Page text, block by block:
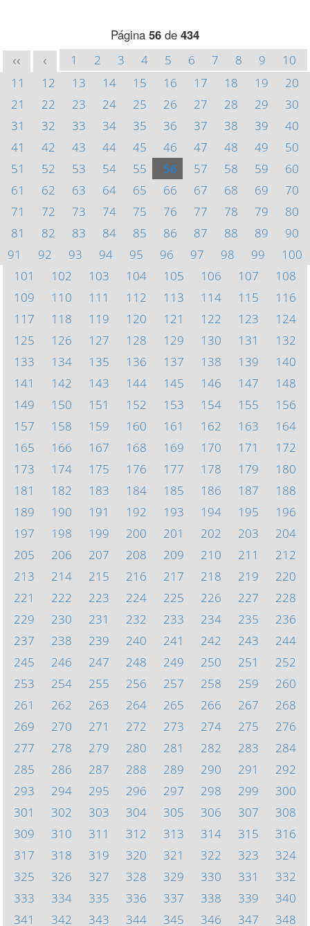
Página 56 de 434
<< < 1 2 3 4 5 6 7 8 9
10
11
12 13 14 15 16 17 18 19
20
21
22 23 24 25 26 27 28 29
30
31
32 33 34 35 36 37 38 39
40
41
42 43 44 45 46 47 48 49
50
51
52 53 54 55 56 57 58 59
60
61
62 63 64 65 66 67 68 69
70
71
72 73 74 75 76 77 78 79
80
81
82 83 84 85 86 87 88 89
90
91
92 93 94 95 96 97 98 99
100
101
102 103 104 105 106 107
108
109
110 111 112 113 114 115
116
117
118 119 120 121 122 123
124
125
126 127 128 129 130 131
132
133
134 135 136 137 138 139
140
141
142 143 144 145 146 147
148
149
150 151 152 153 154 155
156
157
158 159 160 161 162 163
164
165
166 167 168 169 170 171
172
173
174 175 176 177 178 179
180
181
182 183 184 185 186 187
188
189
190 191 192 193 194 195
196
197
198 199 200 201 202 203
204
205
206 207 208 209 210 211
212
213
214 215 216 217 218 219
220
221
222 223 224 225 226 227
228
229
230 231 232 233 234 235
236
237
238 239 240 241 242 243
244
245
246 247 248 249 250 251
252
253
254 255 256 257 258 259
260
261
262 263 264 265 266 267
268
269
270 271 272 273 274 275
276
277
278 279 280 281 282 283
284
285
286 287 288 289 290 291
292
293
294 295 296 297 298 299
300
301
302 303 304 305 306 307
308
309
310 311 312 313 314 315
316
317
318 319 320 321 322 323
324
325
326 327 328 329 330 331
332
333
334 335 336 337 338 339
340
341
342 343 344 345 346 347 348